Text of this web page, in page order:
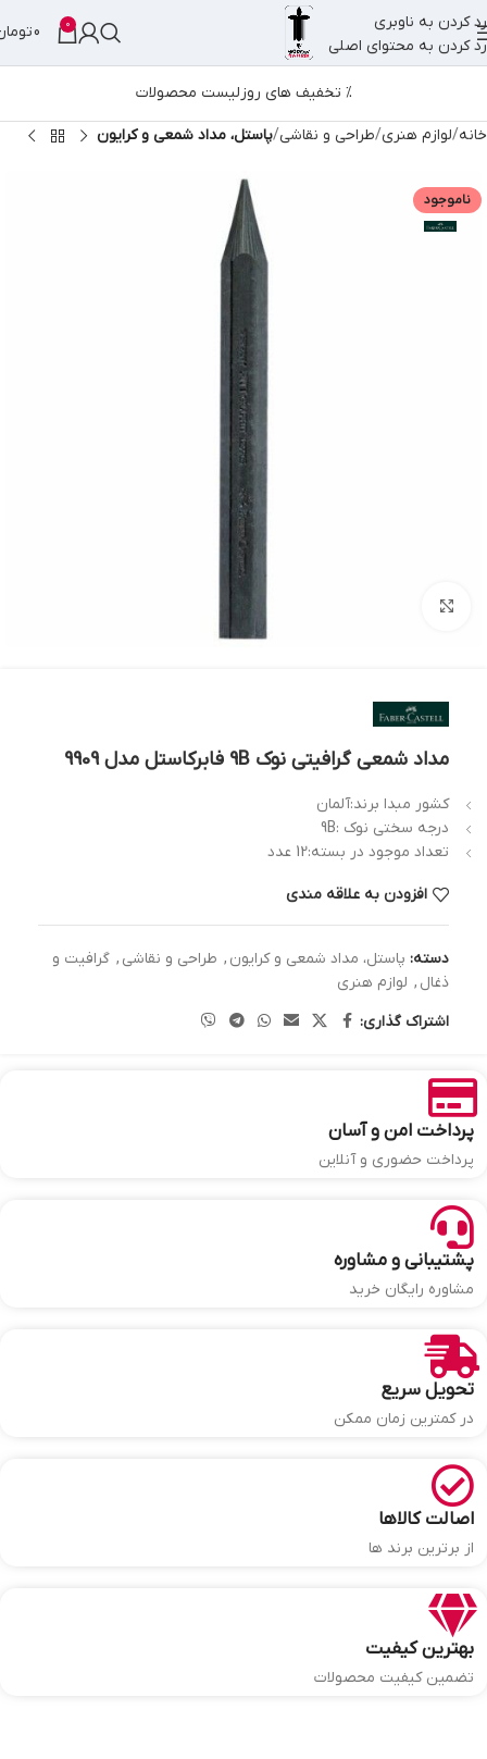
رد کردن به ناوبری
رد کردن به محتوای اصلی
0
0
% تخفیف های روزلیست محصولات
خانه لوازم هنری طراحی و نقاشی پاستل، مداد شمعی و کرایون
ناموجود
مداد شمعی گرافیتی نوک 9B فابرکاستل مدل 9909
کشور مبدا برند:آلمان
درجه سختی نوک :9B
تعداد موجود در بسته:12 عدد
افزودن به علاقه مندی
دسته: پاستل، مداد شمعی و کرایون , طراحی و نقاشی , گرافیت و
ذغال , لوازم هنری
اشتراک گذاری:
پرداخت امن و آسان
پرداخت حضوری و آنلاین
پشتیبانی و مشاوره
مشاوره رایگان خرید
تحویل سریع
در کمترین زمان ممکن
اصالت کالاها
از برترین برند ها
بهترین کیفیت
تضمین کیفیت محصولات